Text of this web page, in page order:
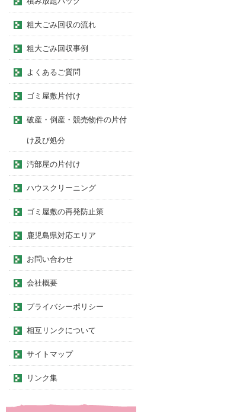
粗大ごみ回収の流れ
粗大ごみ回収事例
よくあるご質問
ゴミ屋敷片付け
破産・倒産・競売物件の片付
け及び処分
汚部屋の片付け
ハウスクリーニング
ゴミ屋敷の再発防止策
鹿児島県対応エリア
お問い合わせ
会社概要
プライバシーポリシー
相互リンクについて
サイトマップ
リンク集